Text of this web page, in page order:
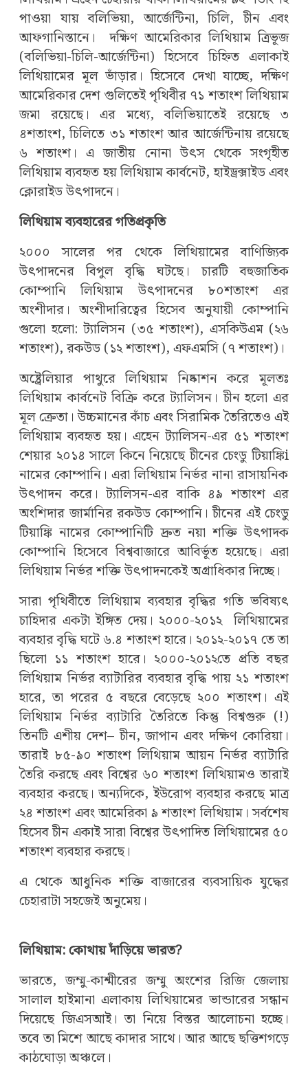
পাওয়া যায় বলিভিয়া, আর্জেন্টিনা, চিলি, চীন এবং
আফগানিস্তানে। দক্ষিণ আমেরিকার লিথিয়াম ত্রিভূজ
(বলিভিয়া-চিলি-আর্জেন্টিনা) হিসেবে চিহ্নিত এলাকাই
লিথিয়ামের মূল ভাঁড়ার। হিসেবে দেখা যাচ্ছে, দক্ষিণ
আমেরিকার দেশ গুলিতেই পৃথিবীর ৭১ শতাংশ লিথিয়াম
জমা রয়েছে। এর মধ্যে, বলিভিয়াতেই রয়েছে ৩
৪শতাংশ, চিলিতে ৩১ শতাংশ আর আর্জেন্টিনায় রয়েছে
৬ শতাংশ। এ জাতীয় নোনা উৎস থেকে সংগৃহীত
লিথিয়াম ব্যবহৃত হয় লিথিয়াম কার্বনেট, হাইড্রক্সাইড এবং
ক্লোরাইড উৎপাদনে।
লিথিয়াম ব্যবহারের গতিপ্রকৃতি
২০০০ সালের পর থেকে লিথিয়ামের বাণিজ্যিক
উৎপাদনের বিপুল বৃদ্ধি ঘটছে। চারটি বহুজাতিক
কোম্পানি লিথিয়াম উৎপাদনের ৮০শতাংশ এর
অংশীদার। অংশীদারিত্বের হিসেব অনুযায়ী কোম্পানি
গুলো হলো: ট্যালিসন (৩৫ শতাংশ), এসকিউএম (২৬
শতাংশ), রকউড(১২ শতাংশ), এফএমসি(৭ শতাংশ)।
অষ্ট্রেলিয়ার পাথুরে লিথিয়াম নিষ্কাশন করে মূলতঃ
লিথিয়াম কার্বনেট বিক্রি করে ট্যালিসন। চীন হলো এর
মূল ক্রেতা। উচ্চমানের কাঁচ এবং সিরামিক তৈরিতেও এই
লিথিয়াম ব্যবহৃত হয়। এহেন ট্যালিসন-এর ৫১ শতাংশ
শেয়ার ২০১৪ সালে কিনে নিয়েছে চীনের চেংডু টিয়াঙ্কিi
নামের কোম্পানি। এরা লিথিয়াম নির্ভর নানা রাসায়নিক
উৎপাদন করে। ট্যালিসন-এর বাকি ৪৯ শতাংশ এর
অংশিদার জার্মানির রকউড কোম্পানি। চীনের এই চেংডু
টিয়াঙ্কি নামের কোম্পানিটি দ্রুত নয়া শক্তি উৎপাদক
কোম্পানি হিসেবে বিশ্ববাজারে আবির্ভূত হয়েছে। এরা
লিথিয়াম নির্ভর শক্তি উৎপাদনকেই অগ্রাধিকার দিচ্ছে।
সারা পৃথিবীতে লিথিয়াম ব্যবহার বৃদ্ধির গতি ভবিষ্যৎ
চাহিদার একটা ইঙ্গিত দেয়। ২০০০-২০১২ লিথিয়ামের
ব্যবহার বৃদ্ধি ঘটে ৬.৪ শতাংশ হারে। ২০১২-২০১৭ তে তা
ছিলো ১১ শতাংশ হারে। ২০০০-২০১২তে প্রতি বছর
লিথিয়াম নির্ভর ব্যাটারির ব্যবহার বৃদ্ধি পায় ২১ শতাংশ
হারে, তা পরের ৫ বছরে বেড়েছে ২০০ শতাংশ। এই
লিথিয়াম নির্ভর ব্যাটারি তৈরিতে কিন্তু বিশ্বগুরু (!)
তিনটি এশীয় দেশ– চীন, জাপান এবং দক্ষিণ কোরিয়া।
তারাই ৮৫-৯০ শতাংশ লিথিয়াম আয়ন নির্ভর ব্যাটারি
তৈরি করছে এবং বিশ্বের ৬০ শতাংশ লিথিয়ামও তারাই
ব্যবহার করছে। অন্যদিকে, ইউরোপ ব্যবহার করছে মাত্র
২৪ শতাংশ এবং আমেরিকা ৯ শতাংশ লিথিয়াম। সর্বশেষ
হিসেব চীন একাই সারা বিশ্বের উৎপাদিত লিথিয়ামের ৫০
শতাংশ ব্যবহার করছে।
এ থেকে আধুনিক শক্তি বাজারের ব্যবসায়িক যুদ্ধের
চেহারাটা সহজেই অনুমেয়।
লিথিয়াম: কোথায় দাঁড়িয়ে ভারত?
ভারতে, জম্মু-কাশ্মীরের জম্মু অংশের রিজি জেলায়
সালাল হাইমানা এলাকায় লিথিয়ামের ভান্ডারের সন্ধান
দিয়েছে জিএসআই। তা নিয়ে বিস্তর আলোচনা হচ্ছে।
তবে তা মিশে আছে কাদার সাথে। আর আছে ছত্তিশগড়ে
কাঠঘোড়া অঞ্চলে।